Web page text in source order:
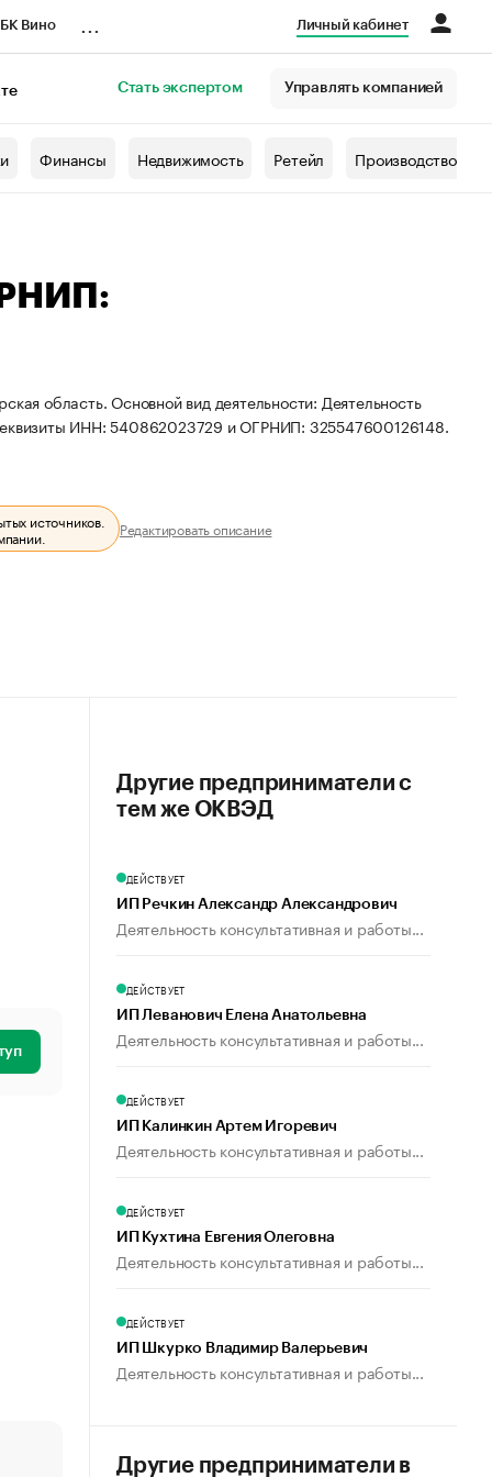
Вино Личный кабинет
Стать экспертом Управлять компанией
Финансы Недвижимость Ретейл Производство
область. Основной вид деятельности: Деятельность
ИНН: 540862023729 и ОГРНИП: 325547600126148.
источников.
Редактировать описание
Другие предприниматели с
тем же ОКВЭД
ДЕЙСТВУЕТ
ИП Речкин Александр Александрович
Деятельность консультативная и работы...
ДЕЙСТВУЕТ
ИП Леванович Елена Анатольевна
Деятельность консультативная и работы...
ДЕЙСТВУЕТ
ИП Калинкин Артем Игоревич
Деятельность консультативная и работы...
ДЕЙСТВУЕТ
ИП Кухтина Евгения Олеговна
Деятельность консультативная и работы...
ДЕЙСТВУЕТ
ИП Шкурко Владимир Валерьевич
Деятельность консультативная и работы...
Другие предприниматели в